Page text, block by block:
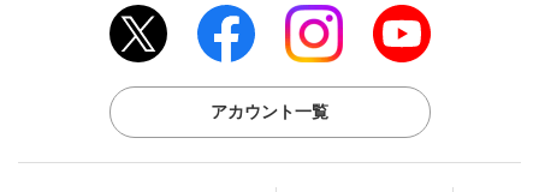
アカウント一覧